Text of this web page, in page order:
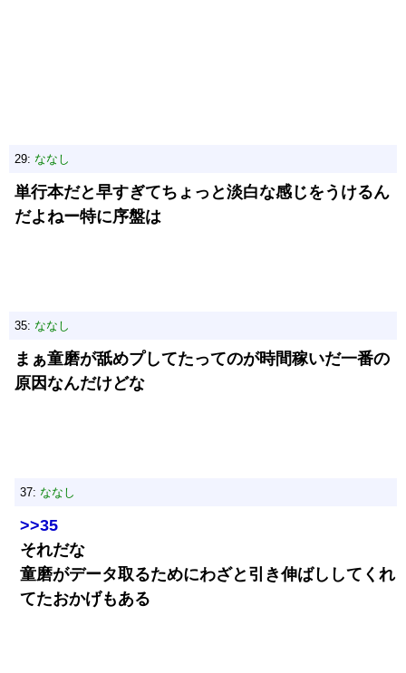
29: ななし
単行本だと早すぎてちょっと淡白な感じをうけるん
だよねー特に序盤は
35: ななし
まぁ童磨が舐めプしてたってのが時間稼いだ一番の
原因なんだけどな
37: ななし
>>35
それだな
童磨がデータ取るためにわざと引き伸ばししてくれ
てたおかげもある